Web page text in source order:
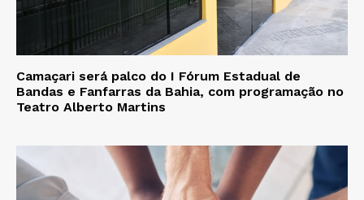
Camaçari será palco do I Fórum Estadual de
Bandas e Fanfarras da Bahia, com programação no
Teatro Alberto Martins